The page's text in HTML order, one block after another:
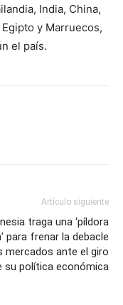
India, China,
y Marruecos,
el país.
Artículo siguiente
traga una ‘píldora
para frenar la debacle
mercados ante el giro
su política económica